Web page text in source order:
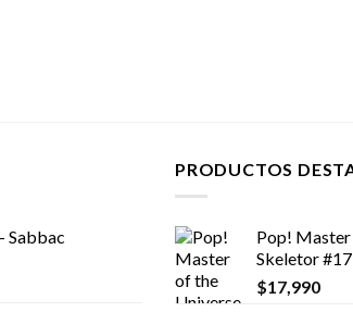
Sabbac
PRODUCTOS
Pop!
Skeletor
$17,990